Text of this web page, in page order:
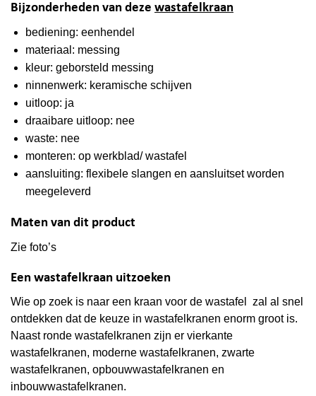
Bijzonderheden van deze wastafelkraan
bediening: eenhendel
materiaal: messing
kleur: geborsteld messing
ninnenwerk: keramische schijven
uitloop: ja
draaibare uitloop: nee
waste: nee
monteren: op werkblad/ wastafel
aansluiting: flexibele slangen en aansluitset worden
meegeleverd
Maten van dit product
Zie foto’s
Een wastafelkraan uitzoeken
Wie op zoek is naar een kraan voor de wastafel zal al snel
ontdekken dat de keuze in wastafelkranen enorm groot is.
Naast ronde wastafelkranen zijn er vierkante
wastafelkranen, moderne wastafelkranen, zwarte
wastafelkranen, opbouwwastafelkranen en
inbouwwastafelkranen.